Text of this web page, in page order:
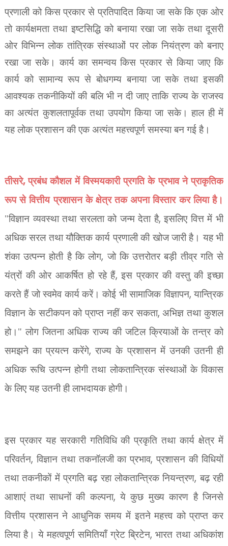
प्रणाली को किस प्रकार से प्रतिपादित किया जा सके कि एकओर
तो कार्यक्षमता तथा इष्टसिद्धि को बनाया रखा जा सके तथा दूसरी
ओर विभिन्न लोक तांत्रिक संस्थाओं परलोक नियंत्रण को बनाए
रखा जा सके। कार्य का समन्वय किस प्रकार से किया जाए कि
कार्य को सामान्य रूप से बोधगम्य बनाया जा सके तथा इसकी
आवश्यक तकनीकियों की बलि भी न दी जाए ताकि राज्य के राजस्व
काअत्यंत कुशलतापूर्वक तथा उपयोग किया जा सके। हाल ही में
यह लोक प्रशासन की एक अत्यंत महत्त्वपूर्ण समस्याबन गई है।
तीसरे,प्रबंध कौशल में विस्मयकारी प्रगति के प्रभाव ने प्राकृतिक
रूप से वित्तीय प्रशासन के क्षेत्र तक अपना विस्तार कर लिया है।
"विज्ञान व्यवस्था तथा सरलता को जन्म देता है,इसलिए वित्त में भी
अधिक सरल तथा यौक्तिक कार्य प्रणाली की खोज जारी है। यह भी
शंका उत्पन्न होती है कि लोग, जो कि उत्तरोतर बड़ी तीव्र गति से
यंत्रों की ओर आकर्षित हो रहे हैं,इस प्रकार की वस्तु की इच्छा
करते हैं जो स्वमेव कार्य करें। कोई भी सामाजिक विज्ञापन,यान्त्रिक
विज्ञान के सटीकपन को प्राप्त नहीं कर सकता,अभिज्ञ तथा कुशल
हो।" लोग जितनाअधिक राज्य की जटिल क्रियाओं के तन्त्र को
समझने का प्रयत्न करेंगे,राज्य के प्रशासन में उनकी उतनी ही
अधिक रूचि उत्पन्न होगी तथा लोकतान्त्रिक संस्थाओं के विकास
के लिए यह उतनी ही लाभदायक होगी।
इस प्रकार यह सरकारी गतिविधि की प्रकृति तथा कार्य क्षेत्र में
परिवर्तन, विज्ञान तथा तकनॉलजी का प्रभाव,प्रशासन की विधियों
तथा तकनीकों में प्रगति बढ़ रहा लोकतान्त्रिक नियन्त्रण, बढ़ रही
आशाएं तथा साधनों की कल्पना,ये कुछ मुख्य कारण है जिनसे
वित्तीय प्रशासन ने आधुनिक समय में इतने महत्त्व को प्राप्त कर
लिया है। ये महत्वपूर्ण समितियाँ ग्रेट ब्रिटेन,भारत तथा अधिकांश